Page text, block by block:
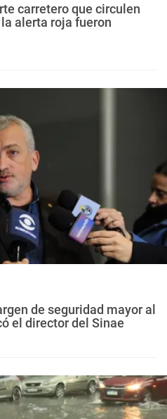
carretero que circulen
alerta roja fueron
de seguridad mayor al
el director del Sinae